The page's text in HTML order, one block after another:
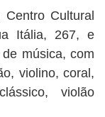
Cultural
Itália, 267, e
música, com
violino, coral,
violão